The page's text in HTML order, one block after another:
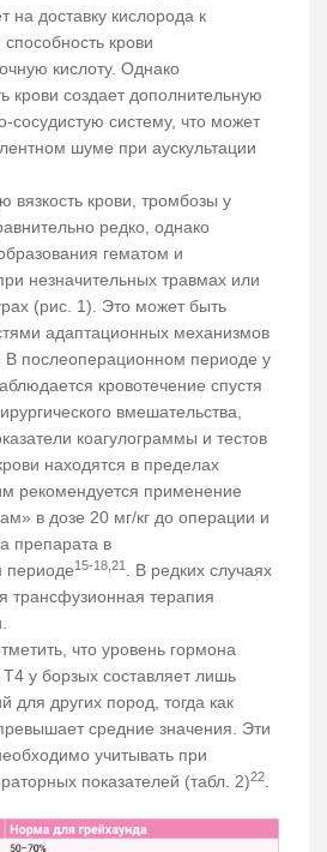
на доставку кислорода к
крови
кислоту. Однако
крови создает дополнительную
сосудистую систему, что может
шуме при аускультации
вязкость крови, тромбозы у
редко, однако
гематом и
незначительных травмах или
(рис. 1). Это может быть
адаптационных механизмов
. В послеоперационном периоде у
кровотечение спустя
вмешательства,
коагулограммы и тестов
находятся в пределах
рекомендуется применение
в дозе 20 мг/кг до операции и
препарата в
периоде15-18,21
. В редких случаях
трансфузионная терапия
что уровень гормона
у борзых составляет лишь
для других пород, тогда как
средние значения. Эти
учитывать при
показателей (табл. 2)22